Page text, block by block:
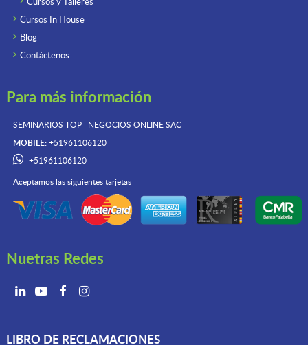
Cursos In House
Blog
Contáctenos
Para más información
SEMINARIOS TOP | NEGOCIOS ONLINESAC
MOBILE:+51961106120
+51961106120
Aceptamos las siguientes tarjetas
Nuetras Redes
LIBRO DE RECLAMACIONES